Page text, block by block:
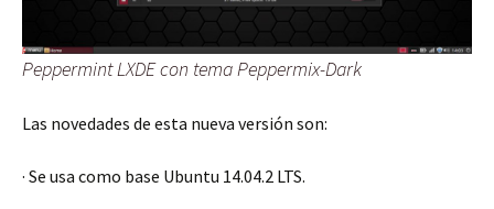
Peppermint LXDE con tema Peppermix-Dark
Las novedades de esta nueva versión son:
· Se usa como base Ubuntu 14.04.2 LTS.